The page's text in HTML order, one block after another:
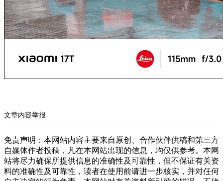
文章内容举报
免责声明：本网站内容主要来自原创、合作伙伴供稿和第三方
自媒体作者投稿，凡在本网站出现的信息，均仅供参考。本网
站将尽力确保所提供信息的准确性及可靠性，但不保证有关资
料的准确性及可靠性，读者在使用前请进一步核实，并对任何